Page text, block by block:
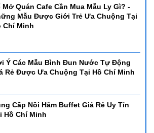
Mở Quán Cafe Cần Mua Mẫu Ly Gì? -
Mẫu Được Giới Trẻ Ưa Chuộng Tại
Chí Minh
Ý Các Mẫu Bình Đun Nước Tự Động
Rẻ Được Ưa Chuộng Tại Hồ Chí Minh
Cấp Nồi Hâm Buffet Giá Rẻ Uy Tín
Hồ Chí Minh